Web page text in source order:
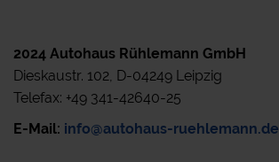
2024 Autohaus Rühlemann GmbH
Dieskaustr. 102, D-04249 Leipzig
Telefax: +49 341-42640-25
E-Mail: info@autohaus-ruehlemann.de